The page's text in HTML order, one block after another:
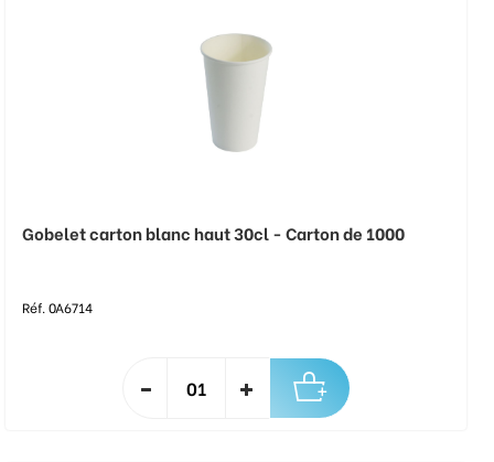
Gobelet carton blanc haut 30cl - Carton de 1000
Réf. 0A6714